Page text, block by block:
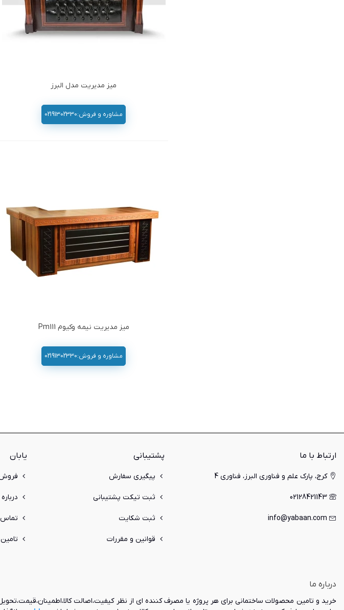
میز مدیریت مدل البرز
مشاوره و فروش:02191302330
میز مدیریت نیمه وکیوم Pm111
مشاوره و فروش:02191302330
ارتباط با ما
کرج، پارک علم و فناوری البرز، فناوری 4
02128421143
info@yabaan.com
پشتیبانی
پیگیری سفارش
ثبت تیکت پشتیبانی
ثبت شکایت
قوانین و مقررات
یابان
فروش
تماس
تامین
درباره ما
خرید و تامین محصولات ساختمانی برای هر پروژه یا مصرف کننده ای از نظر کیفیت،اصالت